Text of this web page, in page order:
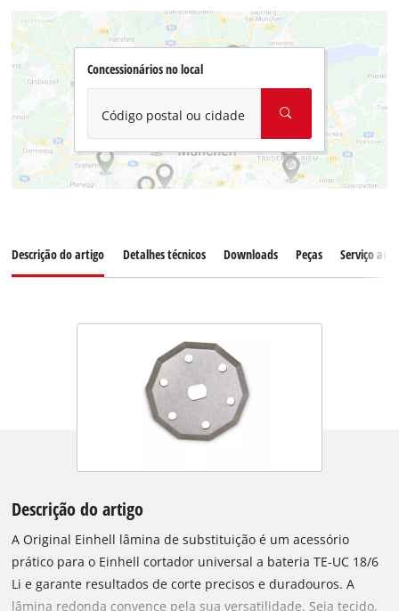
Concessionários no local
Código postal ou cidade
Descrição do artigo Detalhes técnicos Downloads Peças Serviço ao
Descrição do artigo
A Original Einhell lâmina de substituição é um acessório
prático para o Einhell cortador universal a bateria TE-UC 18/6
Li e garante resultados de corte precisos e duradouros. A
lâmina redonda convence pela sua versatilidade. Seja tecido,